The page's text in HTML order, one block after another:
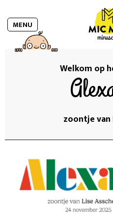
MENU
Welkom op
zoontje van